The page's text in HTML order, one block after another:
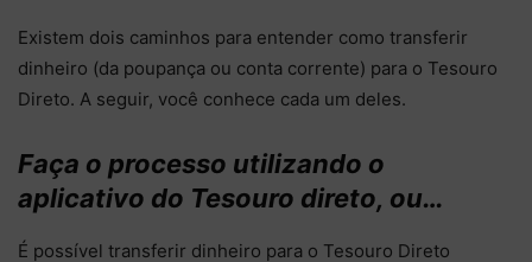
Existem dois caminhos para entender como transferir
dinheiro (da poupança ou conta corrente) para o Tesouro
Direto. A seguir, você conhece cada um deles.
Faça o processo utilizando o
aplicativo do Tesouro direto, ou…
É possível transferir dinheiro para o Tesouro Direto